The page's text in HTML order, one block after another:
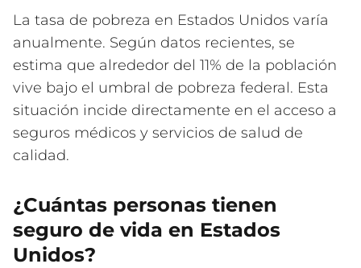
La tasa de pobreza en Estados Unidos varía
anualmente. Según datos recientes, se
estima que alrededor del 11% de la población
vive bajo el umbral de pobreza federal. Esta
situación incide directamente en el acceso a
seguros médicos y servicios de salud de
calidad.
¿Cuántas personas tienen
seguro de vida en Estados
Unidos?